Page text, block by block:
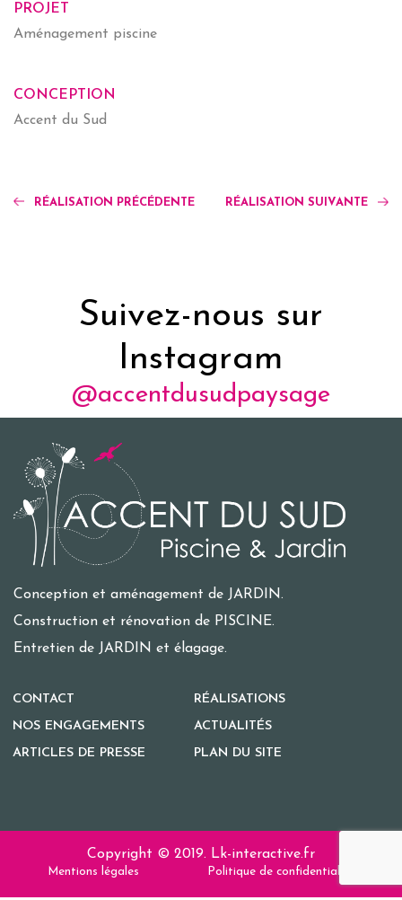
PROJET
Aménagement piscine
CONCEPTION
Accent du Sud
RÉALISATION PRÉCÉDENTE RÉALISATION SUIVANTE
Suivez-nous sur
Instagram
@accentdusudpaysage
Conception et aménagement de JARDIN.
Construction et rénovation de PISCINE.
Entretien de JARDIN et élagage.
CONTACT
RÉALISATIONS
NOS ENGAGEMENTS
ACTUALITÉS
ARTICLES DE PRESSE
PLAN DU SITE
Copyright © 2019. Lk-interactive.fr
Mentions légales Politique de confidentialité